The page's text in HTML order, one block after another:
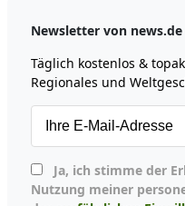
Newsletter von news.de
Täglich kostenlos &
Regionales und
Nutzung meiner